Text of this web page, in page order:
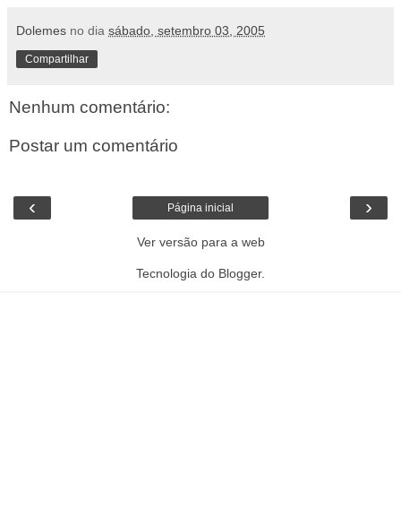
Dolemes no dia sábado, setembro 03, 2005
Compartilhar
Nenhum comentário:
Postar um comentário
‹ ›
Página inicial
Ver versão para a web
Tecnologia do Blogger.